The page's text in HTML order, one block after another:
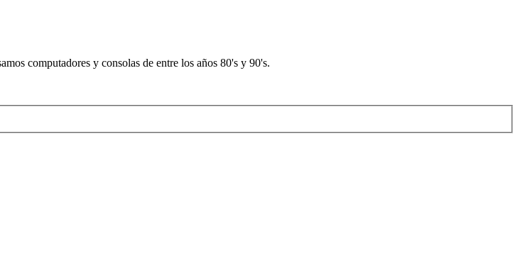
computadores y consolas de entre los años 80's y 90's.